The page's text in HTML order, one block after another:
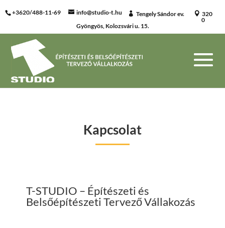
+3620/488-11-69 info@studio-t.hu Tengely Sándor ev.
320
0
Gyöngyös, Kolozsvári u. 15.
Kapcsolat
T-STUDIO – Építészeti és
Belsőépítészeti Tervező Vállakozás